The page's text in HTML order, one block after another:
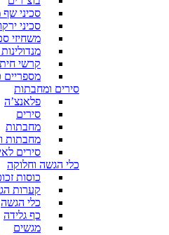
סכיני שף
סכיני
משחיזי
קרשי
מספריים
סירים ומחבתות
פלאנצ’ה
סירים
מחבתות
מחבתות
סירים
כלי הגשה וחלוקה
כוסות
קערות
כלי הגשה
כף גלידה
מגשים